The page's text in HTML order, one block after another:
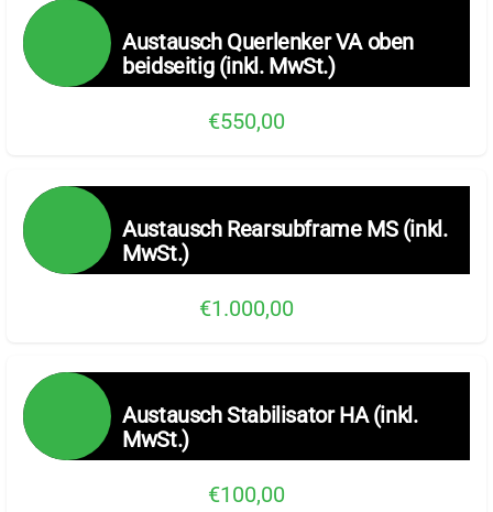
Austausch Querlenker VA oben
beidseitig (inkl. MwSt.)
€550,00
Austausch Rearsubframe MS (inkl.
MwSt.)
€1.000,00
Austausch Stabilisator HA (inkl.
MwSt.)
€100,00